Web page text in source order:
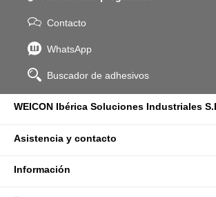
Contacto
WhatsApp
Buscador de adhesivos
WEICON Ibérica Soluciones Industriales
Asistencia y contacto
Información